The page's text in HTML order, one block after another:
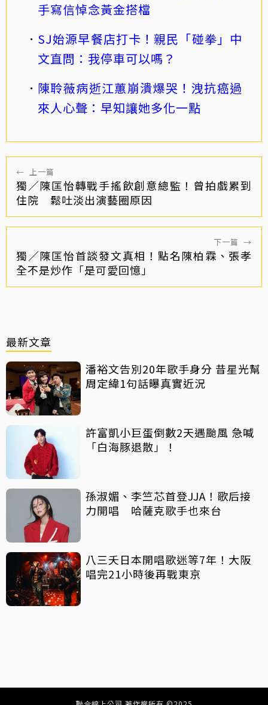
手寫信悼念黃金搭檔
SJ始源早餐店打卡！親民「碰拳」中
文直問：我停車可以嗎？
陳聆薇病逝江蕙崩潰爆哭！洩抗癌過
來人心聲：早知讓她多化一點
← 上一篇
獨／陳匡怡轉戰手搖飲創意總監！曾拍戲累到
住院 鬆吐淡出演藝圈原因
下一篇 →
獨／陳匡怡首談發文真相！點名陳柏霖、張孝
全不是炒作「是可愛回憶」
最新文章
潘裕文告別20年歌手身分 昔星光幫
周定緯1句話曝真實近況
許富凱小巨蛋倒數2天遇颱風 急喊
「白海豚退散」！
孫淑媚、李竺芯首登JJA！歌后接
力開唱 哈薩克歌手也來台
八三夭日本開唱歌迷等7年！大阪
唱完21小時後再戰東京